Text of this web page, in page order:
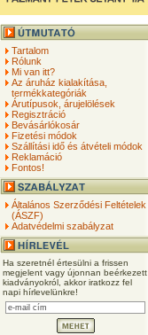
Tartalom
Rólunk
Mi van itt?
Az áruház kialakítása,
termékkategóriák
Árutípusok, árujelölések
Regisztráció
Bevásárlókosár
Fizetési módok
Szállítási idő és átvételi módok
Reklamáció
Fontos!
Általános Szerződési Feltételek
(ÁSZF)
Adatvédelmi szabályzat
Ha szeretnél értesülni a frissen
megjelent vagy újonnan beérkezett
kiadványokról, akkor iratkozz fel
napi hírlevelünkre!